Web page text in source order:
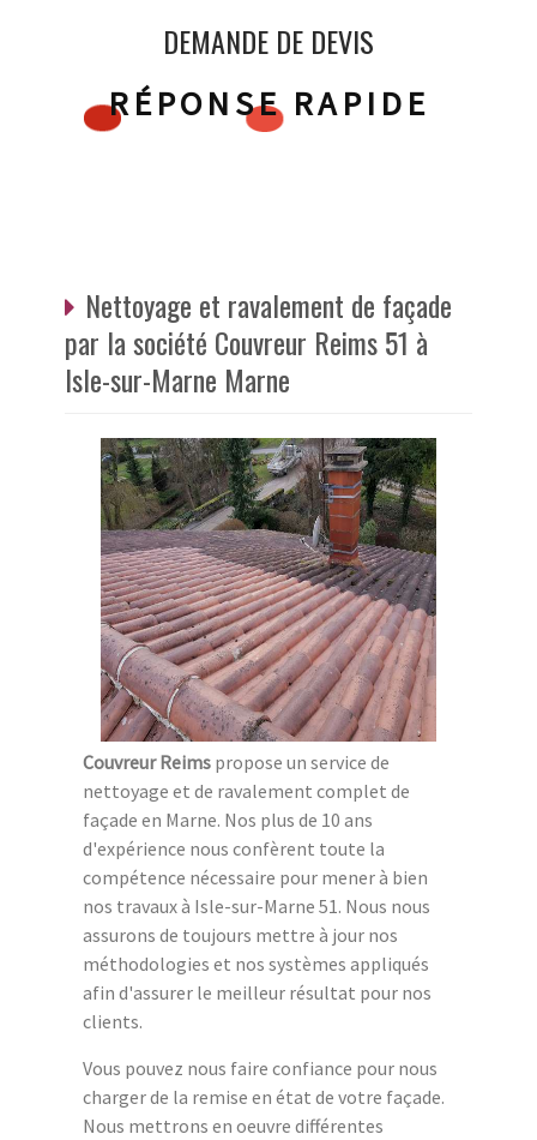
DEMANDE DE DEVIS
RÉPONSE RAPIDE
Nettoyage et ravalement de façade
par la société Couvreur Reims 51 à
Isle-sur-Marne Marne
Couvreur Reims propose un service de
nettoyage et de ravalement complet de
façade en Marne. Nos plus de 10 ans
d'expérience nous confèrent toute la
compétence nécessaire pour mener à bien
nos travaux à Isle-sur-Marne 51. Nous nous
assurons de toujours mettre à jour nos
méthodologies et nos systèmes appliqués
afin d'assurer le meilleur résultat pour nos
clients.
Vous pouvez nous faire confiance pour nous
charger de la remise en état de votre façade.
Nous mettrons en oeuvre différentes